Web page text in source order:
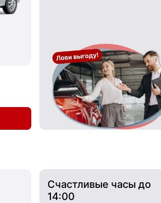
Счастливые часы до
14:00